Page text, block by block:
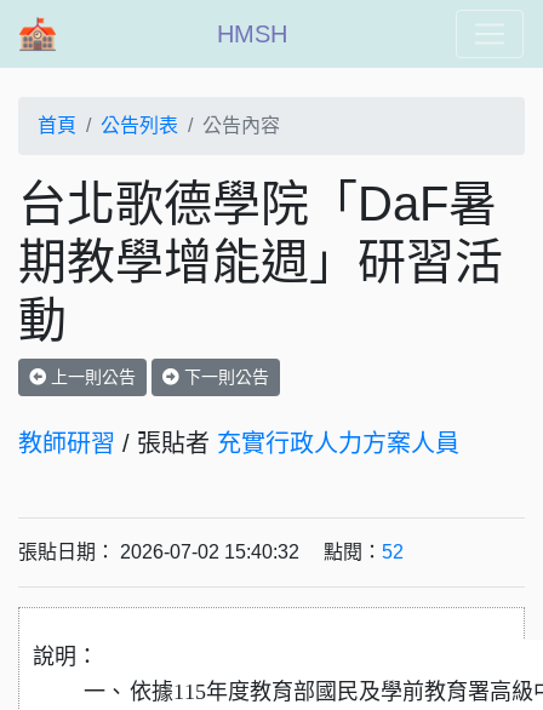
HMSH
首頁 公告列表 公告內容
台北歌德學院「DaF暑
期教學增能週」研習活
動
上一則公告 下一則公告
教師研習 / 張貼者 充實行政人力方案人員
張貼日期： 2026-07-02 15:40:32 點閱： 52
說明：
一、 依據115年度教育部國民及學前教育署高